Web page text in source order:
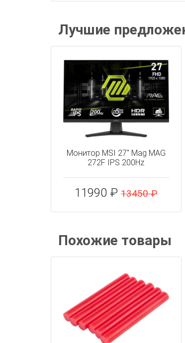
Лучшие
Монитор MSI 27" Mag MAG
272F IPS 200Hz
11990 ₽13450 ₽
Похожие товары